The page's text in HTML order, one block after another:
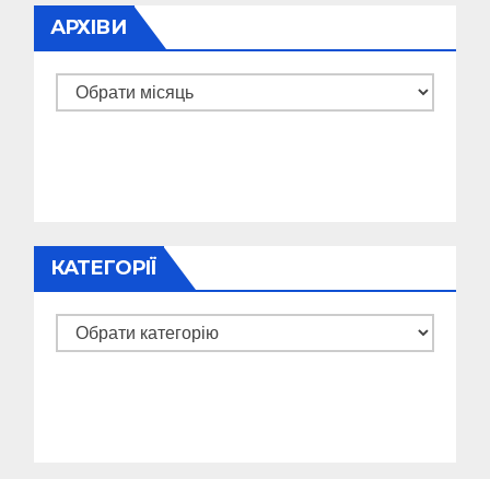
АРХІВИ
Архіви
КАТЕГОРІЇ
Категорії